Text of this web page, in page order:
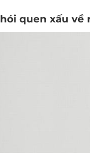
quen xấu về